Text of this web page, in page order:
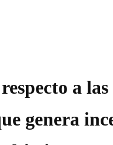
a las
genera